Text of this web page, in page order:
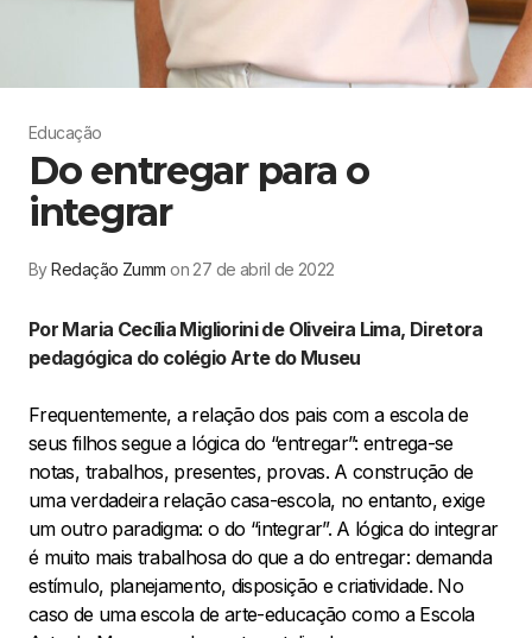
Educação
Do entregar para o
integrar
ByRedação Zumm on 27 de abril de 2022
Por Maria Cecília Migliorini de Oliveira Lima, Diretora
pedagógica do colégio Arte do Museu
Frequentemente, a relação dos pais com a escola de
seus filhos segue a lógica do “entregar”: entrega-se
notas, trabalhos, presentes, provas. A construção de
uma verdadeira relação casa-escola, no entanto, exige
um outro paradigma: o do “integrar”. A lógica do integrar
é muito mais trabalhosa do que a do entregar: demanda
estímulo, planejamento, disposição e criatividade. No
caso de uma escola de arte-educação como a Escola